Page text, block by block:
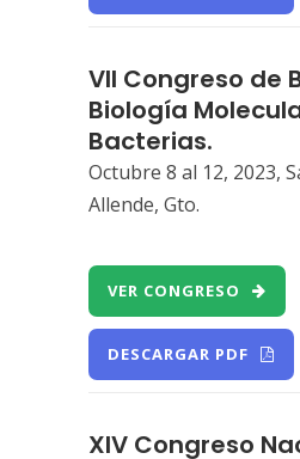
VII Congreso de
Biología
Bacterias.
Octubre 8 al 12, 2023,
Allende, Gto.
VER CONGRESO
DESCARGAR PDF
XIV Congreso